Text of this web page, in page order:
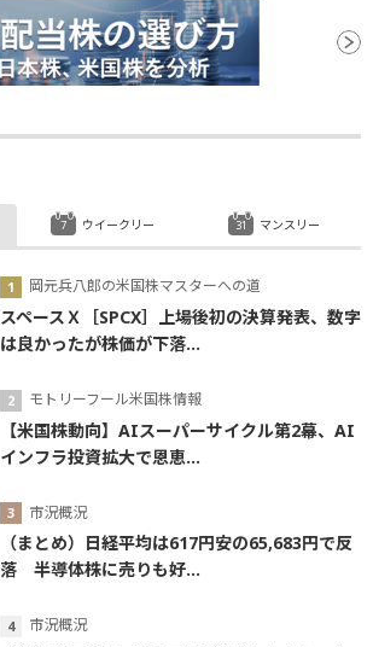
岡元兵八郎の米国株マスターへの道
スペースＸ［SPCX］上場後初の決算発表、数字
は良かったが株価が下落...
モトリーフール米国株情報
【米国株動向】AIスーパーサイクル第2幕、AI
インフラ投資拡大で恩恵...
市況概況
（まとめ）日経平均は617円安の65,683円で反
落 半導体株に売りも好...
市況概況
ウイークリー マンスリー